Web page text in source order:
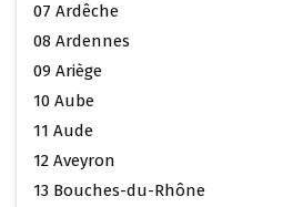
07 Ardêche
08 Ardennes
09 Ariège
10 Aube
11 Aude
12 Aveyron
13 Bouches-du-Rhône